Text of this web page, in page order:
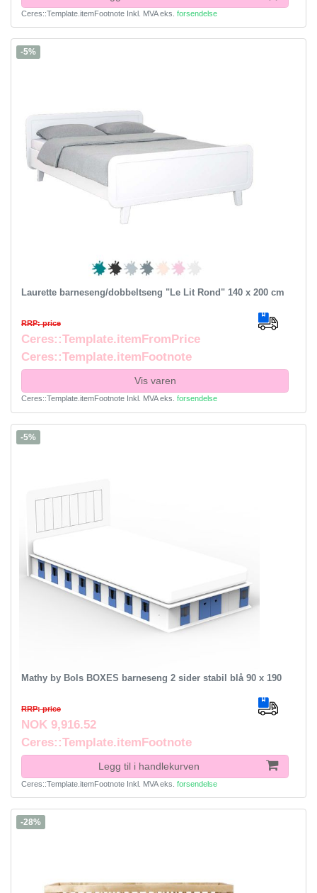
Ceres::Template.itemFootnote Inkl. MVAeks. forsendelse
-5%
Laurette barneseng/dobbeltseng "Le Lit Rond" 140 x 200 cm
RRP: price
Ceres::Template.itemFromPrice
Ceres::Template.itemFootnote
Vis varen
Ceres::Template.itemFootnote Inkl. MVAeks. forsendelse
-5%
Mathy by Bols BOXES barneseng 2 sider stabil blå 90 x 190
RRP: price
NOK 9,916.52
Ceres::Template.itemFootnote
Legg til i handlekurven
Ceres::Template.itemFootnote Inkl. MVAeks. forsendelse
-28%